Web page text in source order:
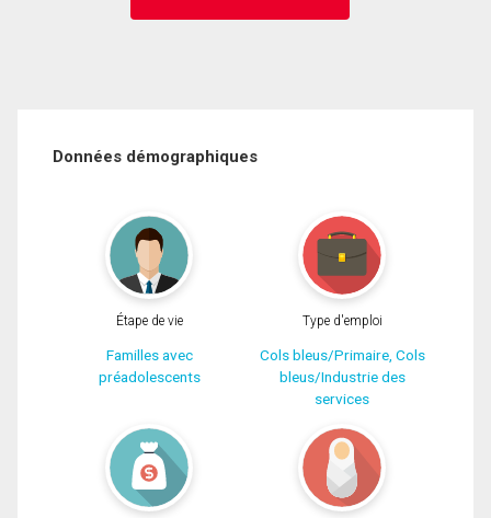
Données démographiques
Étape de vie
Familles avec
préadolescents
Type d'emploi
Cols bleus/Primaire, Cols
bleus/Industrie des
services